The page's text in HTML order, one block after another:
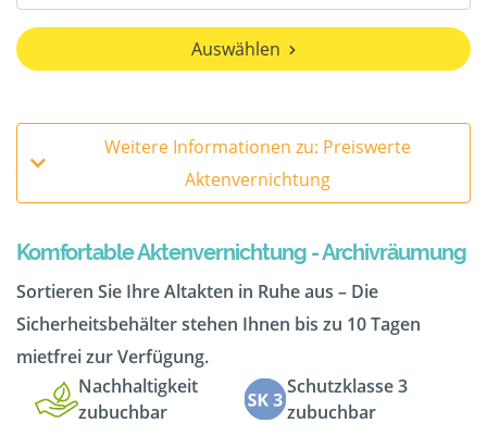
Auswählen
Weitere Informationen zu: Preiswerte
Aktenvernichtung
Komfortable Aktenvernichtung - Archivräumung
Sortieren Sie Ihre Altakten in Ruhe aus – Die
Sicherheitsbehälter stehen Ihnen bis zu 10 Tagen
mietfrei zur Verfügung.
Nachhaltigkeit
zubuchbar
Schutzklasse 3
zubuchbar